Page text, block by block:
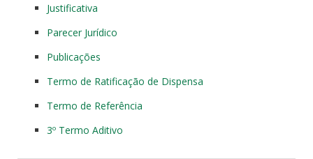
Justificativa
Parecer Jurídico
Publicações
Termo de Ratificação de Dispensa
Termo de Referência
3º Termo Aditivo